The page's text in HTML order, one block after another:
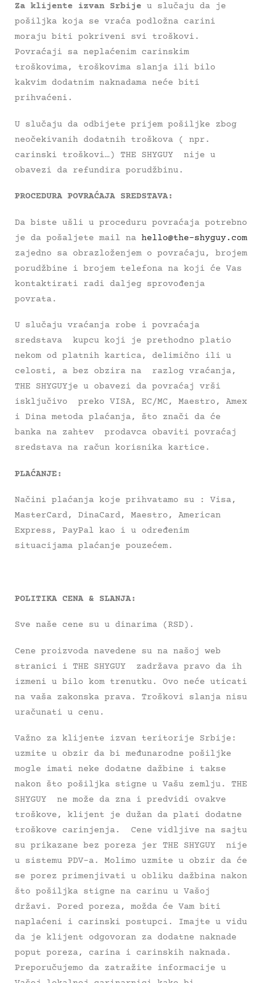
Za klijente izvan Srbije u slučaju da je
pošiljka koja se vraća podložna carini
moraju biti pokriveni svi troškovi.
Povraćaji sa neplaćenim carinskim
troškovima, troškovima slanja ili bilo
kakvim dodatnim naknadama neće biti
prihvaćeni.
U slučaju da odbijete prijem pošiljke zbog
neočekivanih dodatnih troškova ( npr.
carinski troškovi…) THE SHYGUY nije u
obavezi da refundira porudžbinu.
PROCEDURA POVRAĆAJA SREDSTAVA:
Da biste ušli u proceduru povraćaja potrebno
je da pošaljete mail na hello@the-shyguy.com
zajedno sa obrazloženjem o povraćaju, brojem
porudžbine i brojem telefona na koji će Vas
kontaktirati radi daljeg sprovođenja
povrata.
U slučaju vraćanja robe i povraćaja
sredstava kupcu koji je prethodno platio
nekom od platnih kartica, delimično ili u
celosti, a bez obzira na razlog vraćanja,
THE SHYGUYje u obavezi da povraćaj vrši
isključivo preko VISA, EC/MC, Maestro, Amex
i Dina metoda plaćanja, što znači da će
banka na zahtev prodavca obaviti povraćaj
sredstava na račun korisnika kartice.
PLAĆANJE:
Načini plaćanja koje prihvatamo su : Visa,
MasterCard, DinaCard, Maestro, American
Express, PayPal kao i u određenim
situacijama plaćanje pouzećem.
POLITIKA CENA & SLANJA:
Sve naše cene su u dinarima (RSD).
Cene proizvoda navedene su na našoj web
stranici i THE SHYGUY zadržava pravo da ih
izmeni u bilo kom trenutku. Ovo neće uticati
na vaša zakonska prava. Troškovi slanja nisu
uračunati u cenu.
Važno za klijente izvan teritorije Srbije:
uzmite u obzir da bi međunarodne pošiljke
mogle imati neke dodatne dažbine i takse
nakon što pošiljka stigne u Vašu zemlju. THE
SHYGUY ne može da zna i predvidi ovakve
troškove, klijent je dužan da plati dodatne
troškove carinjenja. Cene vidljive na sajtu
su prikazane bez poreza jer THE SHYGUY nije
u sistemu PDV-a. Molimo uzmite u obzir da će
se porez primenjivati u obliku dažbina nakon
što pošiljka stigne na carinu u Vašoj
državi. Pored poreza, možda će Vam biti
naplaćeni i carinski postupci. Imajte u vidu
da je klijent odgovoran za dodatne naknade
poput poreza, carina i carinskih naknada.
Preporučujemo da zatražite informacije u